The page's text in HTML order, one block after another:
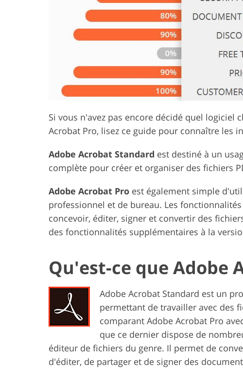
Si vous n'avez pas encore décidé quel logiciel
Acrobat Pro, lisez ce guide pour connaître les
Adobe Acrobat Standard est destiné à un
complète pour créer et organiser des fichiers
Adobe Acrobat Pro est également simple
professionnel et de bureau. Les
concevoir, éditer, signer et convertir des
des fonctionnalités supplémentaires à la
Qu'est-ce que Adobe
Adobe Acrobat Standard est un
permettant de travailler avec des
comparant Adobe Acrobat Pro
que ce dernier dispose de
éditeur de fichiers du genre. Il permet de
d'éditer, de partager et de signer des